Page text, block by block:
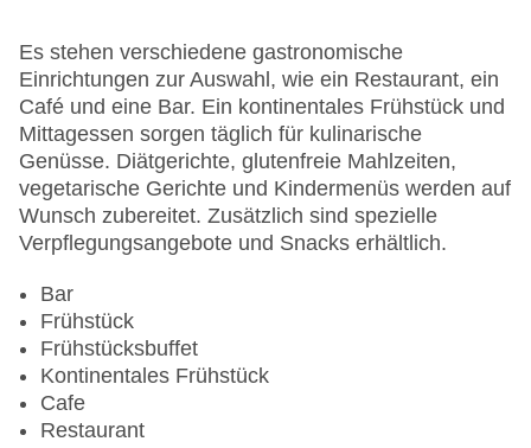
Letzte umfassende Renovierung: 2015
Lift
Minimarkt
Anzahl der Aufzüge: 1
Haustiere
Zimmerservice
Sonnenterrasse
Gesamtanzahl der Stockwerke: 1
Pools:Kinderbecken, Outdoor Pool,
Sonnenschirme am Pool, Liegen am Pool
Zahlungsarten: Mastercard, Visa
Landeskategorie: 5 Sterne
Es stehen verschiedene gastronomische
Einrichtungen zur Auswahl, wie ein Restaurant, ein
Café und eine Bar. Ein kontinentales Frühstück und
Mittagessen sorgen täglich für kulinarische
Genüsse. Diätgerichte, glutenfreie Mahlzeiten,
vegetarische Gerichte und Kindermenüs werden auf
Wunsch zubereitet. Zusätzlich sind spezielle
Verpflegungsangebote und Snacks erhältlich.
Bar
Frühstück
Frühstücksbuffet
Kontinentales Frühstück
Cafe
Restaurant